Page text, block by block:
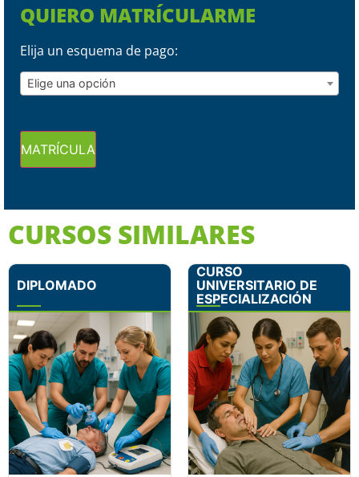
QUIERO MATRÍCULARME
Elija un esquema de pago:
Elige una opción
MATRÍCULA
CURSOS SIMILARES
DIPLOMADO
CURSO
UNIVERSITARIO DE
ESPECIALIZACIÓN